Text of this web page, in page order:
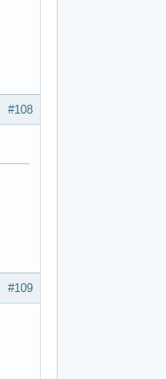
#108
#109